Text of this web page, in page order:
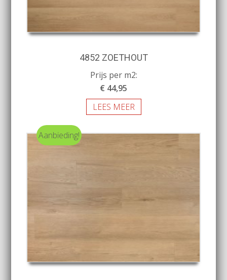
4852 ZOETHOUT
Prijs per m2:
€ 44,95
LEES MEER
Aanbieding!